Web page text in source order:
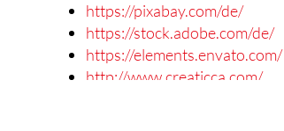
https://pixabay.com/de/
https://stock.adobe.com/de/
https://elements.envato.com/
http://www.creaticca.com/